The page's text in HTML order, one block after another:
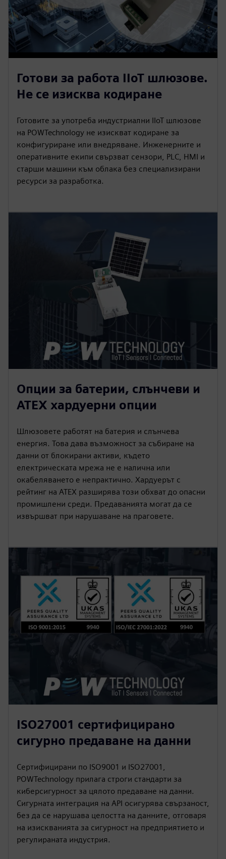
Готови за работа IIoT шлюзове.
Не се изисква кодиране
Готовите за употреба индустриални IIoT шлюзове
на POWTechnology не изискват кодиране за
конфигуриране или внедряване. Инженерните и
оперативните екипи свързват сензори, PLC, HMI и
старши машини към облака без специализирани
ресурси за разработка.
Опции за батерии, слънчеви и
ATEX хардуерни опции
Шлюзовете работят на батерия и слънчева
енергия. Това дава възможност за събиране на
данни от блокирани активи, където
електрическата мрежа не е налична или
окабеляването е непрактично. Хардуерът с
рейтинг на ATEX разширява този обхват до опасни
промишлени среди. Предаванията могат да се
извършват при нарушаване на праговете.
ISO27001 сертифицирано
сигурно предаване на данни
Сертифицирани по ISO9001 и ISO27001,
POWTechnology прилага строги стандарти за
киберсигурност за цялото предаване на данни.
Сигурната интеграция на API осигурява свързаност,
без да се нарушава целостта на данните, отговаря
на изискванията за сигурност на предприятието и
регулираната индустрия.